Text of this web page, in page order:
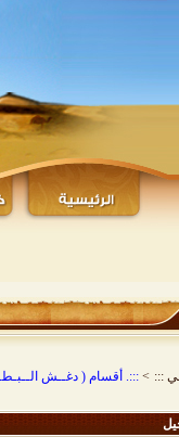
:::
> :::. أقسام ( دغــش